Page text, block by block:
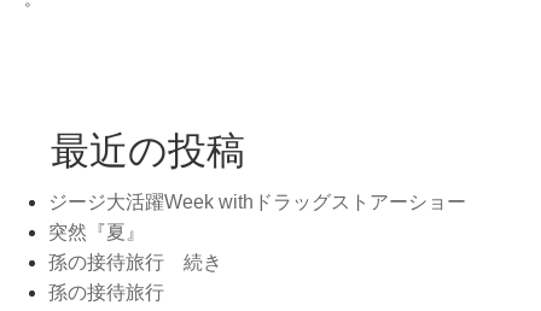
最近の投稿
ジージ大活躍Week withドラッグストアーショー
突然『夏』
孫の接待旅行 続き
孫の接待旅行